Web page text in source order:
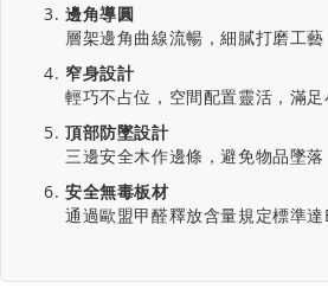
邊角導圓
層架邊角曲線流暢，細膩打磨工藝
窄身設計
輕巧不占位，空間配置靈活，滿
頂部防墜設計
三邊安全木作邊條，避免物品墜落
安全無毒板材
通過歐盟甲醛釋放含量規定標準